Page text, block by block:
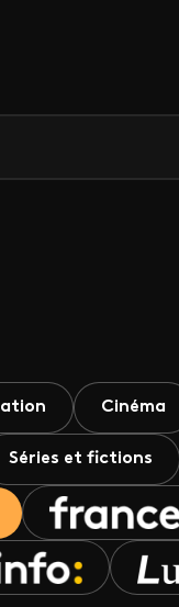
Cinéma
Séries et fictions